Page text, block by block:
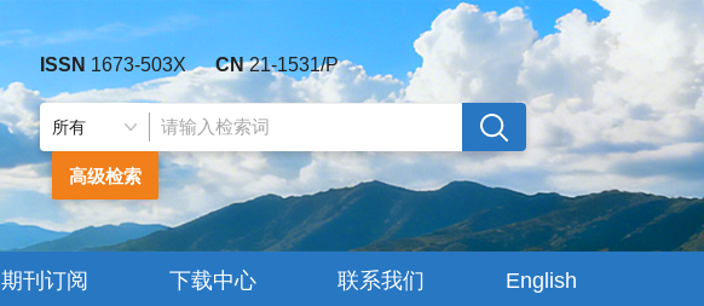
ISSN 1673-503X CN21-1531/P
高级检索
期刊订阅 下载中心 联系我们 English